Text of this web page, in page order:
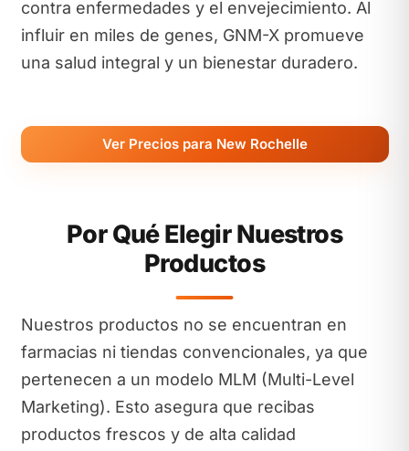
contra enfermedades y el envejecimiento. Al
influir en miles de genes, GNM-X promueve
una salud integral y un bienestar duradero.
Ver Precios para New Rochelle
Por Qué Elegir Nuestros
Productos
Nuestros productos no se encuentran en
farmacias ni tiendas convencionales, ya que
pertenecen a un modelo MLM (Multi-Level
Marketing). Esto asegura que recibas
productos frescos y de alta calidad